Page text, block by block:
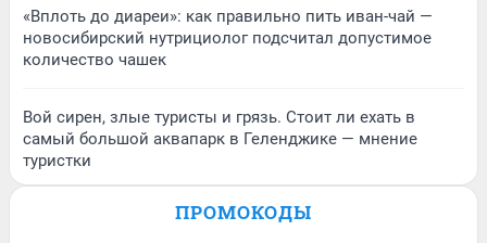
«Вплоть до диареи»: как правильно пить иван-чай —
новосибирский нутрициолог подсчитал допустимое
количество чашек
Вой сирен, злые туристы и грязь. Стоит ли ехать в
самый большой аквапарк в Геленджике — мнение
туристки
ПРОМОКОДЫ